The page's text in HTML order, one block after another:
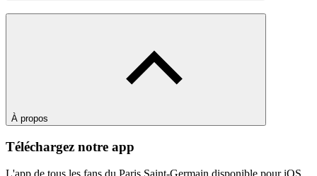
À propos
Téléchargez notre app